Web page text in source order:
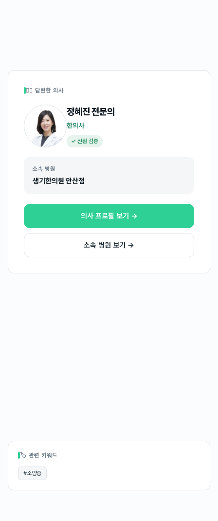
👩‍⚕️ 답변한 의사
정혜진전문의
한의사
✓ 신원 검증
소속 병원
생기한의원 안산점
의사 프로필 보기 →
소속 병원 보기 →
🏷 관련 키워드
#소양증